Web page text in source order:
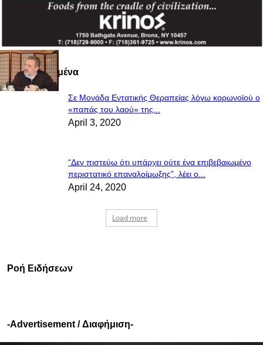
Πιο Διαβασμένα
Σε Μονάδα Εντατικής Θεραπείας λόγω κορωνοϊού ο
«παπάς του λαού» της...
April 3, 2020
“Δεν πιστεύω ότι υπάρχει ούτε ένα επιβεβαιωμένο
περιστατικό επαναλοίμωξης”, λέει ο...
April 24, 2020
Load more
Ροή Ειδήσεων
-Advertisement / Διαφήμιση-